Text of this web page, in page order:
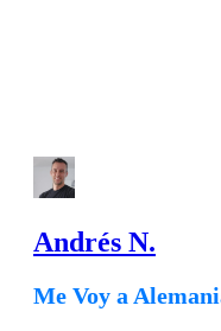
Andrés N.
Me Voy a